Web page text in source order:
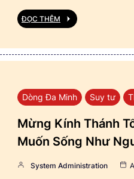
ĐỌC THÊM
Dòng Đa Minh Suy tư
Mừng Kính Thánh
Muốn Sống Như
System Administration